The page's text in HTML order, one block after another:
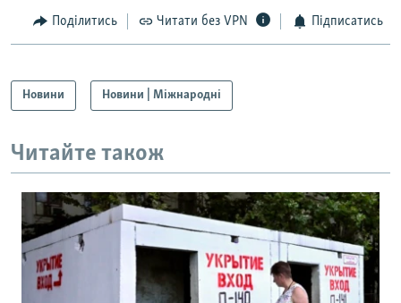
Поділитись Читати без VPN Підписатись
Новини Новини | Міжнародні
Читайте також